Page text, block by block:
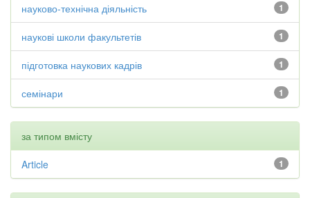
1
науково-технічна діяльність
1
наукові школи факультетів
1
підготовка наукових кадрів
1
семінари
за типом вмісту
1
Article